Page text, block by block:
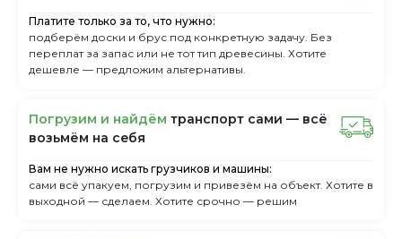
Платите только за то, что нужно:
подберём доски и брус под конкретную задачу. Без
переплат за запас или не тот тип древесины. Хотите
дешевле — предложим альтернативы.
Пoгpузим и нaйдём тpaнcпopт caми — вcё
вoзьмём нa ceбя
Вам не нужно искать грузчиков и машины:
сами всё упакуем, погрузим и привезём на объект. Хотите в
выходной — сделаем. Хотите срочно — решим